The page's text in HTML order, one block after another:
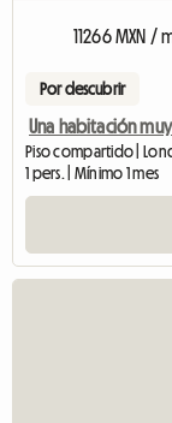
11266 MXN /
Por descubrir
Una habitación
Piso compartido |
1 pers. | Mínimo 1 mes